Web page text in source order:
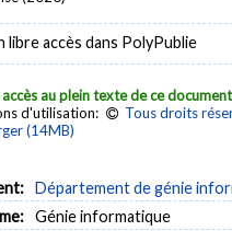
libre accès dans PolyPublie
au plein texte de ce document
d'utilisation:
Tous droits
(14MB)
Département de génie
Génie informatique